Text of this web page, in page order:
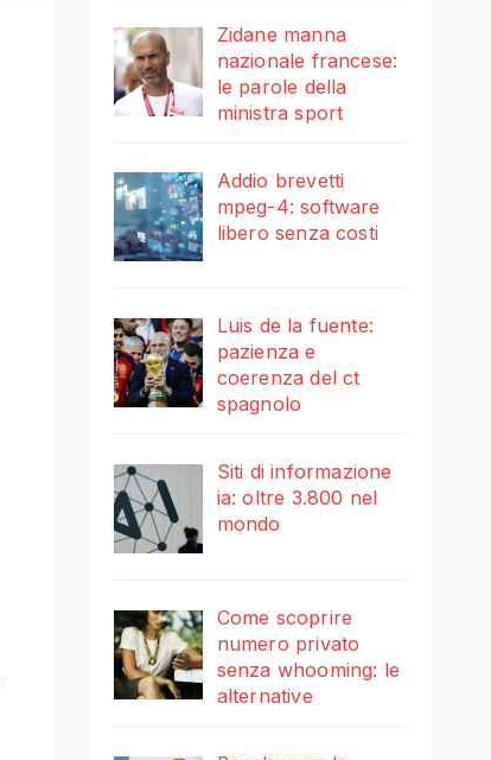
Zidane manna
nazionale francese:
le parole della
ministra sport
Addio brevetti
mpeg-4: software
libero senza costi
Luis de la fuente:
pazienza e
coerenza del ct
spagnolo
Siti di informazione
ia: oltre 3.800 nel
mondo
Come scoprire
numero privato
senza whooming: le
alternative